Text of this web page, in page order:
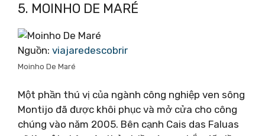
5. MOINHO DE MARÉ
Nguồn: viajaredescobrir
Moinho De Maré
Một phần thú vị của ngành công nghiệp ven sông
Montijo đã được khôi phục và mở cửa cho công
chúng vào năm 2005. Bên cạnh Cais das Faluas